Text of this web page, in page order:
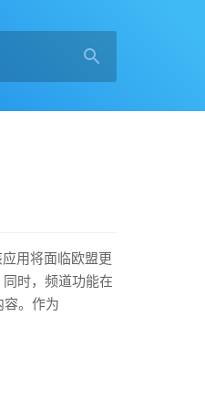
用将面临欧盟更
时，频道功能在
。作为